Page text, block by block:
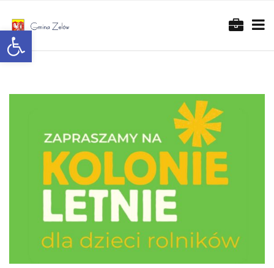
Otwórz pasek narzędzi